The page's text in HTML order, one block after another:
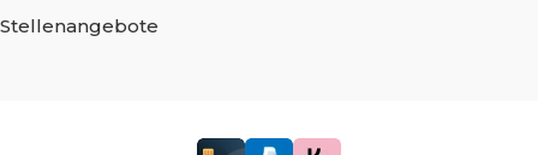
Stellenangebote